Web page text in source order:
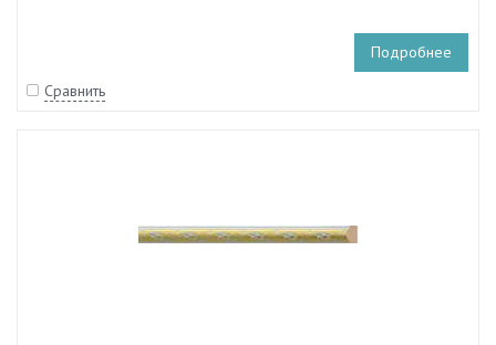
Подробнее
Сравнить